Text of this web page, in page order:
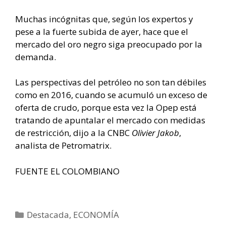
Muchas incógnitas que, según los expertos y
pese a la fuerte subida de ayer, hace que el
mercado del oro negro siga preocupado por la
demanda.
Las perspectivas del petróleo no son tan débiles
como en 2016, cuando se acumuló un exceso de
oferta de crudo, porque esta vez la Opep está
tratando de apuntalar el mercado con medidas
de restricción, dijo a la CNBC Olivier Jakob,
analista de Petromatrix.
FUENTE EL COLOMBIANO
Categorías
Destacada, ECONOMÍA